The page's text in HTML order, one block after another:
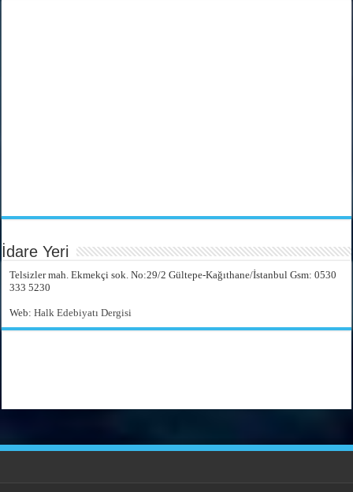
İdare Yeri
Telsizler mah. Ekmekçi sok. No:29/2 Gültepe-Kağıthane/İstanbul Gsm: 0530
333 5230
Web:Halk Edebiyatı Dergisi